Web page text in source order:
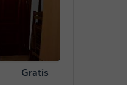
Gratis